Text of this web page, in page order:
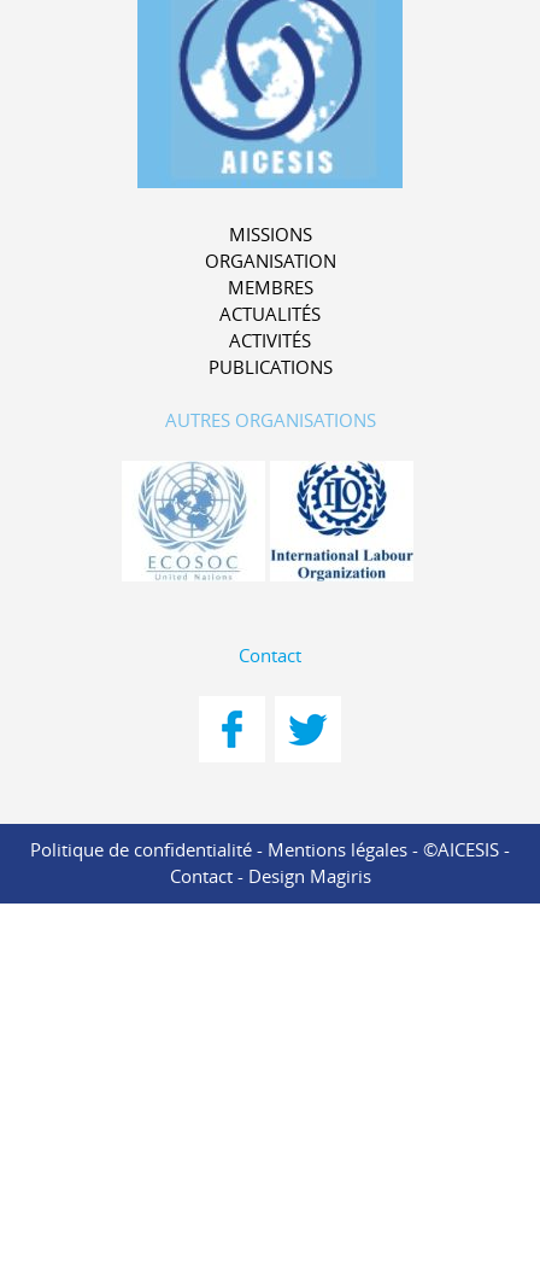
MISSIONS
ORGANISATION
MEMBRES
ACTUALITÉS
ACTIVITÉS
PUBLICATIONS
AUTRES ORGANISATIONS
Contact
Politique de confidentialité - Mentions légales - ©AICESIS -
Contact- Design Magiris